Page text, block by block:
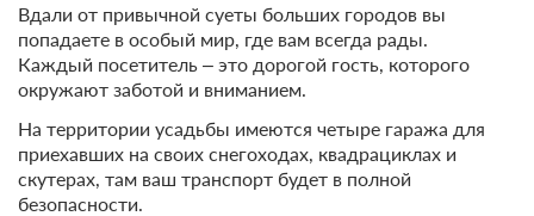
Вдали от привычной суеты больших городов вы
попадаете в особый мир, где вам всегда рады.
Каждый посетитель – это дорогой гость, которого
окружают заботой и вниманием.
На территории усадьбы имеются четыре гаража для
приехавших на своих снегоходах, квадрациклах и
скутерах, там ваш транспорт будет в полной
безопасности.